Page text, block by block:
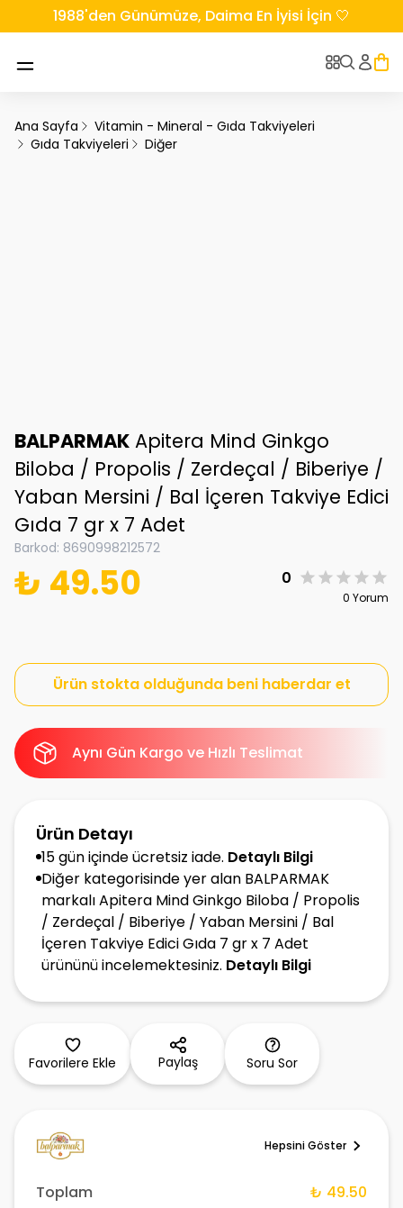
1988'den Günümüze, Daima En İyisi İçin 🤍
Ana Sayfa
Vitamin - Mineral - Gıda Takviyeleri
Gıda Takviyeleri
Diğer
BALPARMAK Apitera Mind Ginkgo
Biloba / Propolis / Zerdeçal / Biberiye /
Yaban Mersini / Bal İçeren Takviye Edici
Gıda 7 gr x 7 Adet
Barkod: 8690998212572
₺ 49.50 0
0 Yorum
Ürün stokta olduğunda beni haberdar et
Aynı Gün Kargo ve Hızlı Teslimat
Ürün Detayı
15 gün içinde ücretsiz iade. Detaylı Bilgi
Diğer kategorisinde yer alan BALPARMAK
markalı Apitera Mind Ginkgo Biloba / Propolis
/ Zerdeçal / Biberiye / Yaban Mersini / Bal
İçeren Takviye Edici Gıda 7 gr x 7 Adet
ürününü incelemektesiniz. Detaylı Bilgi
Favorilere Ekle Paylaş Soru Sor
Hepsini Göster
Toplam
₺ 49.50